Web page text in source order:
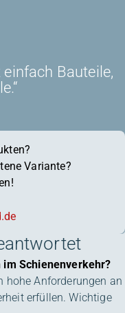
einfach Bauteile,
Variante?
Schienenverkehr?
hohe Anforderungen an
erfüllen. Wichtige